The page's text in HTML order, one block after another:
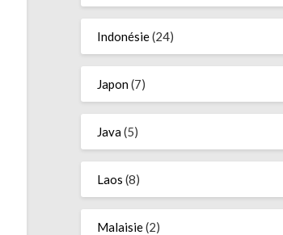
Indonésie(24)
Japon(7)
Java(5)
Laos (8)
Malaisie(2)